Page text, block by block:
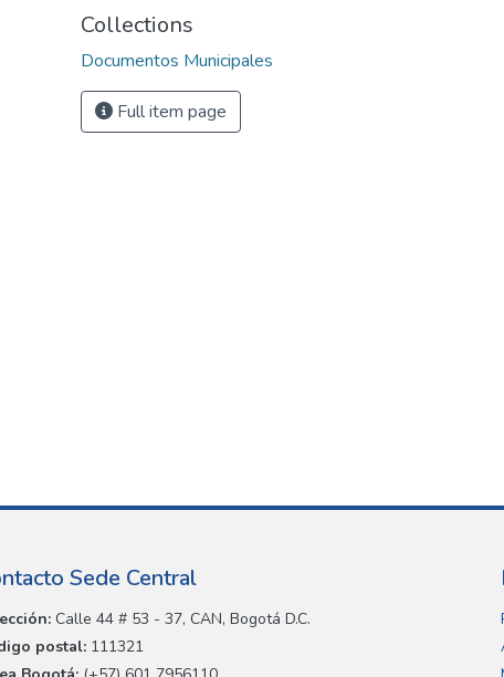
Collections
Documentos Municipales
Full item page
Sede Central
Calle 44 # 53 - 37, CAN, Bogotá D.C.
postal: 111321